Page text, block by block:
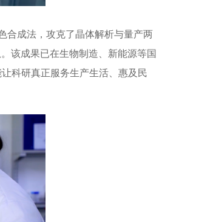
合成法，攻克了晶体解析与量产两
该成果已在生物制造、新能源等国
科研真正服务生产生活、惠及民